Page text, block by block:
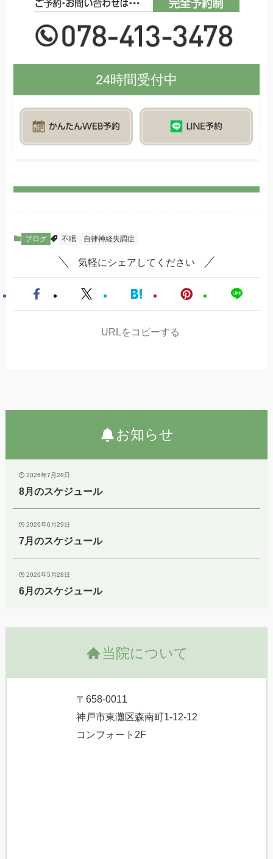
24時間受付中
ブログ 不眠 自律神経失調症
気軽にシェアしてください
URLをコピーする
お知らせ
2026年7月28日
8月のスケジュール
2026年6月29日
7月のスケジュール
2026年5月28日
6月のスケジュール
当院について
〒658-0011
神戸市東灘区森南町1-12-12
コンフォート2F